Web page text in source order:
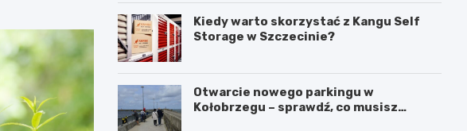
Kiedy warto skorzystać z Kangu Self
Storage w Szczecinie?
Otwarcie nowego parkingu w
Kołobrzegu – sprawdź, co musisz